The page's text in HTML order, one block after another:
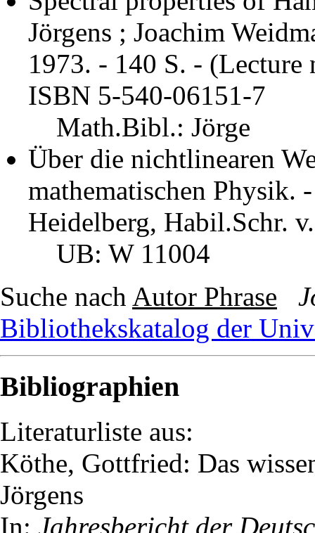
Jörgens ; Joachim
1973. - 140 S. - (Lecture
ISBN 5-540-06151-7
Math.Bibl.: Jörge
Über die nichtlinearen
mathematischen Physik.
Heidelberg, Habil.Schr.
UB: W 11004
Suche nach Autor Phrase
Bibliothekskatalog der
Bibliographien
Literaturliste aus:
Köthe, Gottfried: Das
Jörgens
In: Jahresbericht der